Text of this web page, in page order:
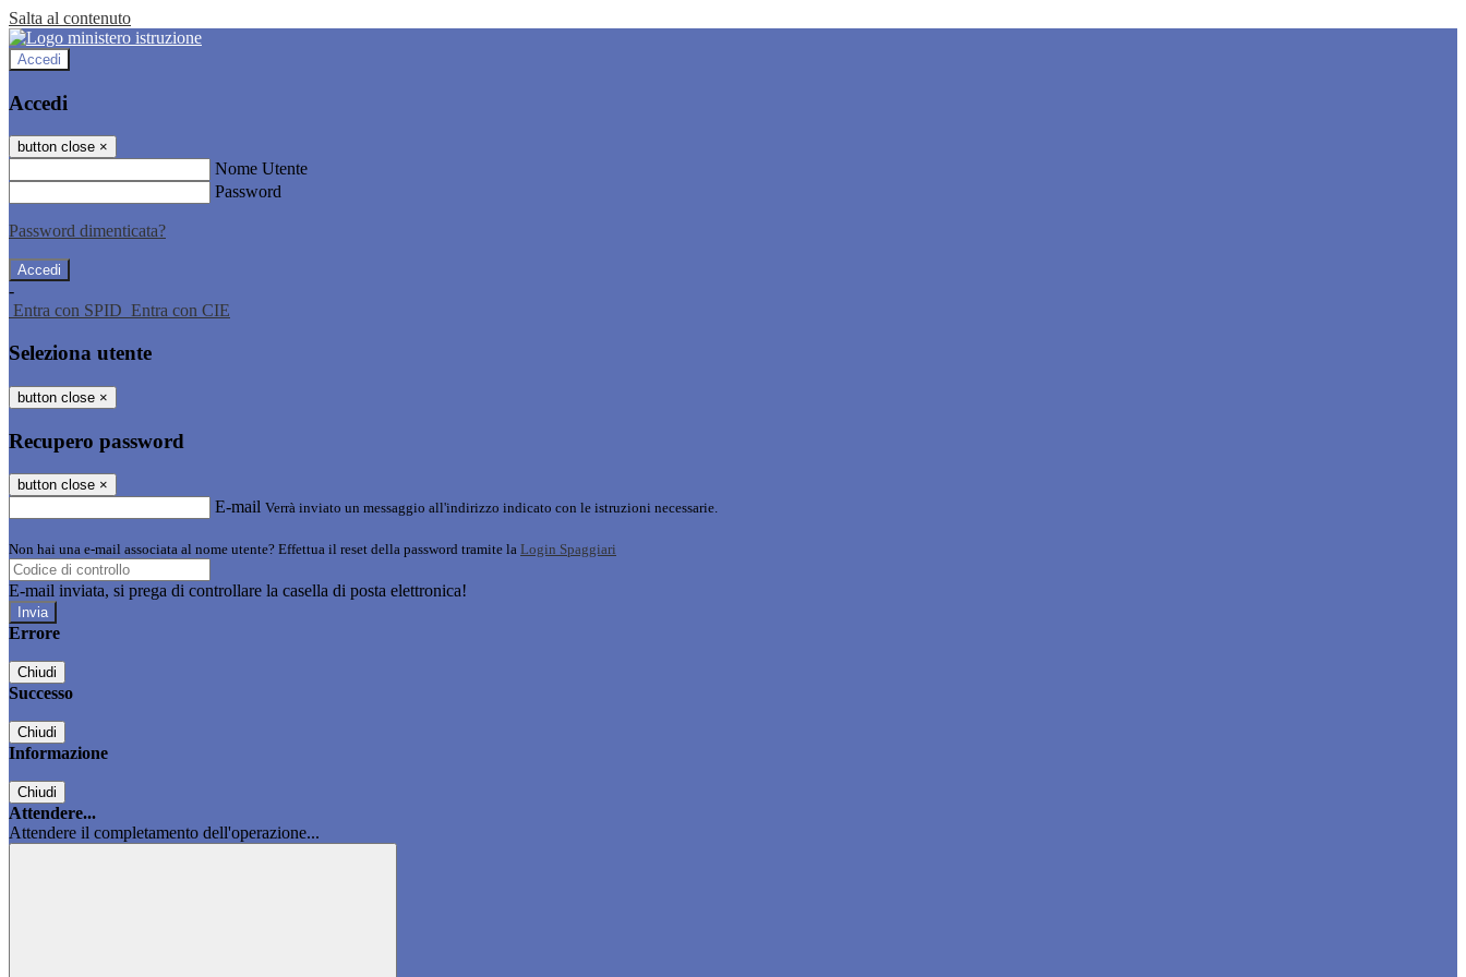
Salta al contenuto
Accedi
Accedi
button close ×
Nome Utente
Password
Password dimenticata?
-
Entra con SPID Entra con CIE
Seleziona utente
button close ×
Recupero password
button close ×
E-mail Verrà inviato un messaggio all'indirizzo indicato con le istruzioni necessarie.
Non hai una e-mail associata al nome utente? Effettua il reset della password tramite la Login Spaggiari
E-mail inviata, si prega di controllare la casella di posta elettronica!
Errore
Chiudi
Successo
Chiudi
Informazione
Chiudi
Attendere...
Attendere il completamento dell'operazione...